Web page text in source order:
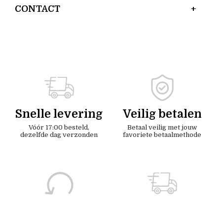
CONTACT
Snelle levering
Vóór 17:00 besteld,
dezelfde dag verzonden
Veilig betalen
Betaal veilig met jouw
favoriete betaalmethode